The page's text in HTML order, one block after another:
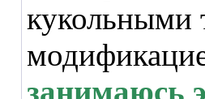
кукольными
занимаюсь